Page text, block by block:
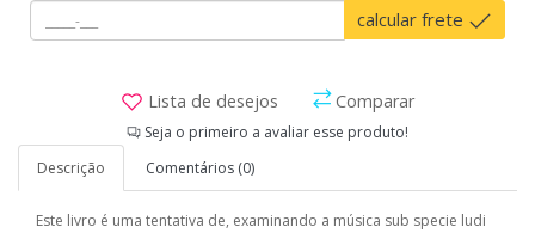
calcular frete
Lista de desejos Comparar
Seja o primeiro a avaliar esse produto!
Descrição
Comentários (0)
Este livro é uma tentativa de, examinando a música sub specie ludi